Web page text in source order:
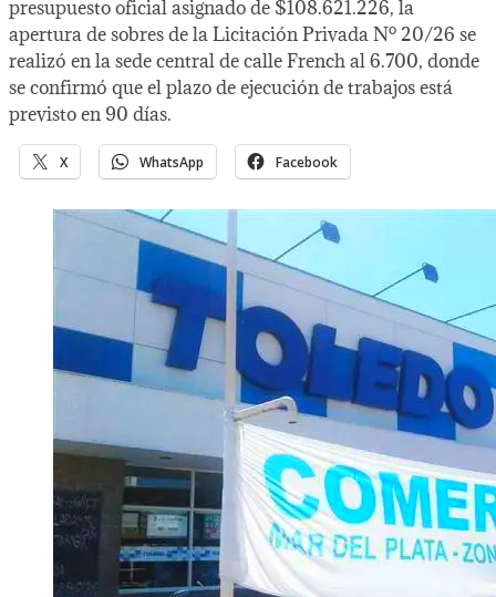
presupuesto oficial asignado de $108.621.226, la
apertura de sobres de la Licitación Privada Nº 20/26 se
realizó en la sede central de calle French al 6.700, donde
se confirmó que el plazo de ejecución de trabajos está
previsto en 90 días.
X WhatsApp Facebook